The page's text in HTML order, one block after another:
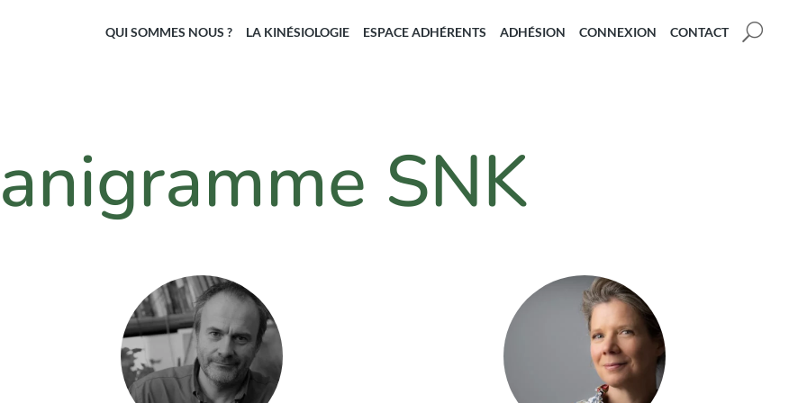
QUI SOMMES NOUS ? LA KINÉSIOLOGIE ESPACE ADHÉRENTS ADHÉSION CONNEXION CONTACT U
SNK